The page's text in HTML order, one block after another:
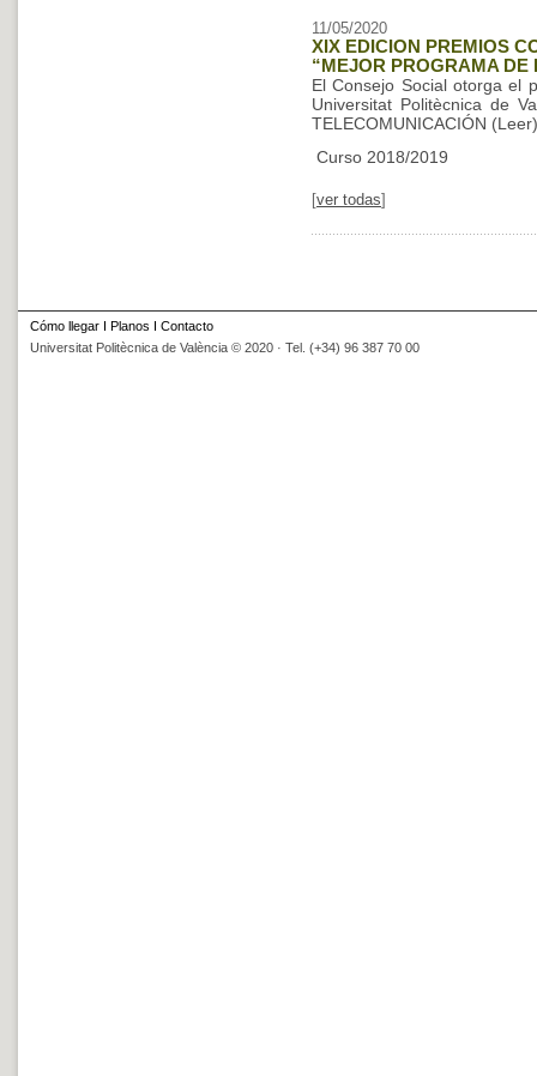
11/05/2020
XIX EDICION PREMIOS
“MEJOR PROGRAMA DE
El Consejo Social otorga el
Universitat Politècnica de
TELECOMUNICACIÓN (Leer)
Curso 2018/2019
[ver todas]
Cómo llegar I Planos I Contacto
Universitat Politècnica de València © 2020 · Tel. (+34) 96 387 70 00